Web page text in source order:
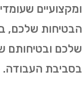
ומקצועיים
הבטיחות שלכם,
שלכם ובטיחותם
בסביבת העבודה.